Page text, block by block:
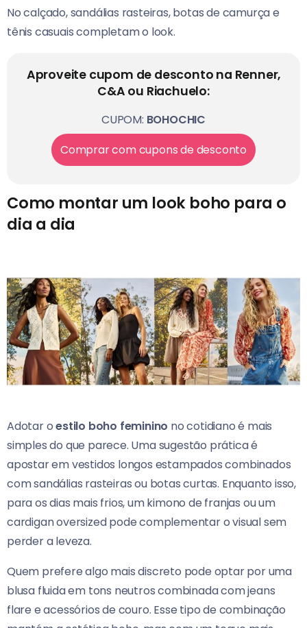
No calçado, sandálias rasteiras, botas de camurça e
tênis casuais completam o look.
Aproveite cupom de desconto na Renner,
C&A ou Riachuelo:
CUPOM: BOHOCHIC
Comprar com cupons de desconto
Como montar um look boho para o
dia a dia
Adotar oestilo boho feminino no cotidiano é mais
simples do que parece. Uma sugestão prática é
apostar em vestidos longos estampados combinados
com sandálias rasteiras ou botas curtas. Enquanto isso,
para os dias mais frios, um kimono de franjas ou um
cardigan oversized pode complementar o visual sem
perder a leveza.
Quem prefere algo mais discreto pode optar por uma
blusa fluida em tons neutros combinada com jeans
flare e acessórios de couro. Esse tipo de combinação